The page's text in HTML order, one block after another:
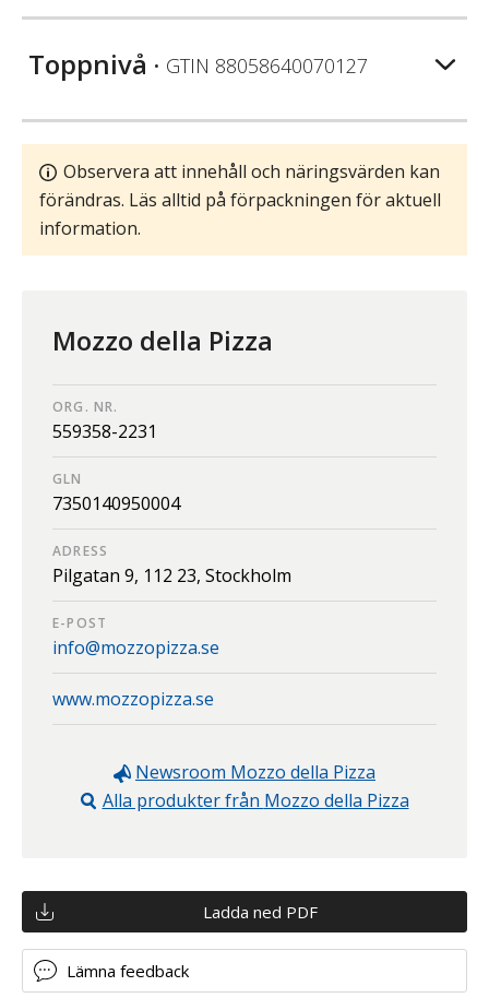
Toppnivå • GTIN 88058640070127
Observera att innehåll och näringsvärden kan
förändras. Läs alltid på förpackningen för aktuell
information.
Mozzo della Pizza
ORG. NR.
559358-2231
GLN
7350140950004
ADRESS
Pilgatan 9, 112 23, Stockholm
E-POST
info@mozzopizza.se
www.mozzopizza.se
Newsroom Mozzo della Pizza
Alla produkter från Mozzo della Pizza
Ladda ned PDF
Lämna feedback